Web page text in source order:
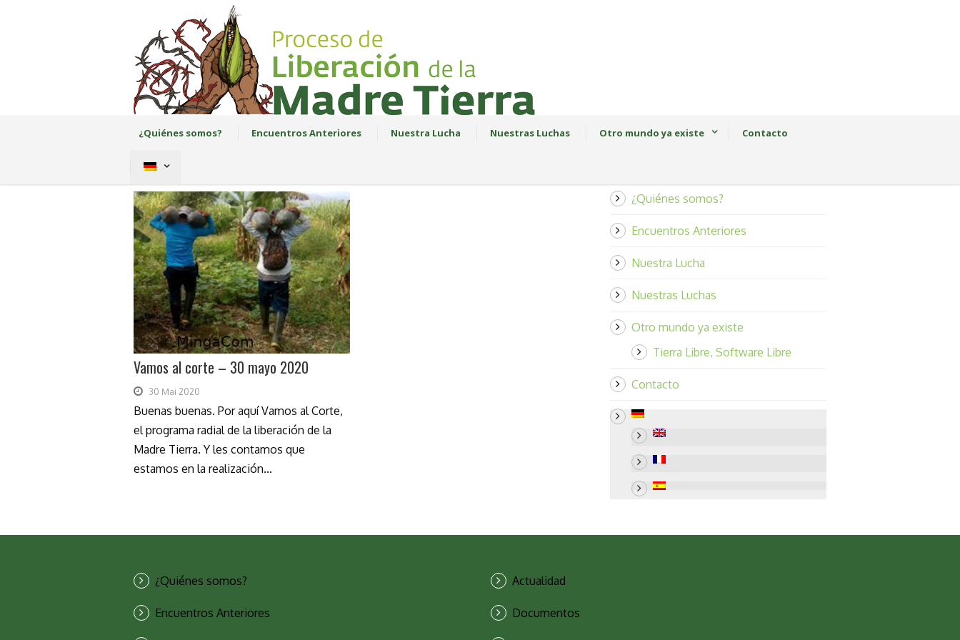
¿Quiénes somos? Encuentros Anteriores Nuestra Lucha Nuestras Luchas Otro mundo ya existe Contacto
Vamos al corte – 30 mayo 2020
30 Mai 2020
Buenas buenas. Por aquí Vamos al Corte,
el programa radial de la liberación de la
Madre Tierra. Y les contamos que
estamos en la realización...
¿Quiénes somos?
Encuentros Anteriores
Nuestra Lucha
Nuestras Luchas
Otro mundo ya existe
Tierra Libre, Software Libre
Contacto
¿Quiénes somos?
Encuentros Anteriores
Actualidad
Documentos